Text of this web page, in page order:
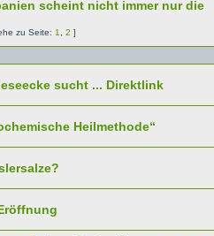
scheint nicht immer nur die
zu Seite: 1 2 ]
sucht ... Direktlink
Heilmethode“